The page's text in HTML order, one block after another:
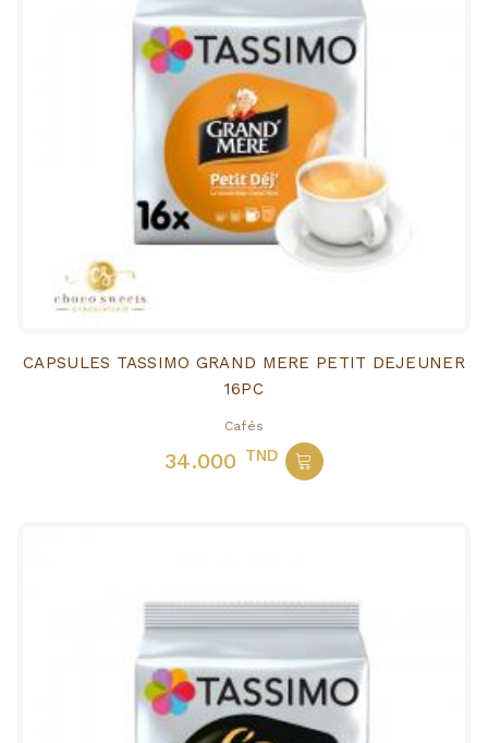
CAPSULES TASSIMO GRAND MERE PETIT DEJEUNER
16PC
Cafés
34.000 TND